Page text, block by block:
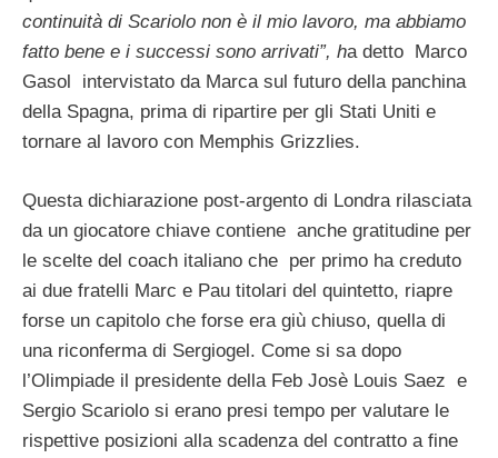
continuità di Scariolo non è il mio lavoro, ma abbiamo
fatto bene e i successi sono arrivati”, ha detto Marco
Gasol intervistato da Marca sul futuro della panchina
della Spagna, prima di ripartire per gli Stati Uniti e
tornare al lavoro con Memphis Grizzlies.
Questa dichiarazione post-argento di Londra rilasciata
da un giocatore chiave contiene anche gratitudine per
le scelte del coach italiano che per primo ha creduto
ai due fratelli Marc e Pau titolari del quintetto, riapre
forse un capitolo che forse era giù chiuso, quella di
una riconferma di Sergiogel. Come si sa dopo
l’Olimpiade il presidente della Feb Josè Louis Saez e
Sergio Scariolo si erano presi tempo per valutare le
rispettive posizioni alla scadenza del contratto a fine